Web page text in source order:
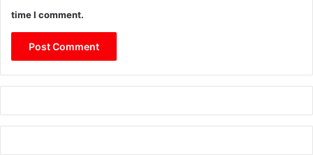
time I comment.